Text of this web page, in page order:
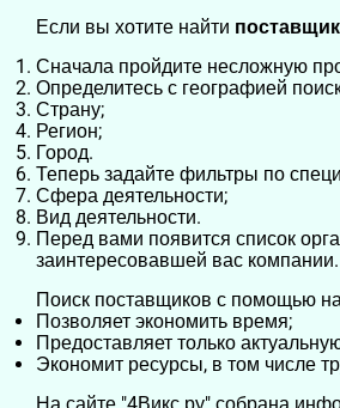
Если вы хотите найти
Сначала пройдите несложную
Определитесь с географией
Страну;
Регион;
Город.
Теперь задайте фильтры по
Сфера деятельности;
Вид деятельности.
Перед вами появится список
заинтересовавшей вас компании.
Поиск поставщиков с помощью
Позволяет экономить время;
Предоставляет только
Экономит ресурсы, в том числе